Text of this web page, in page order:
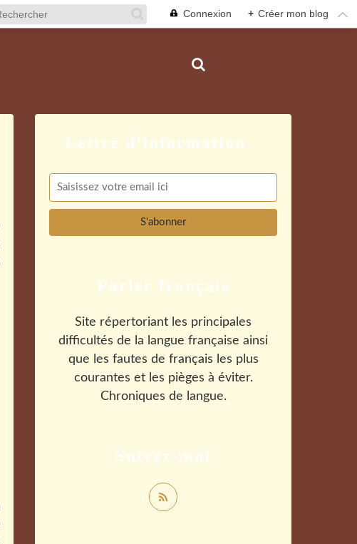
Connexion + Créer mon blog
Suivez-moi
Parler français
Site répertoriant les principales
difficultés de la langue française ainsi
que les fautes de français les plus
courantes et les pièges à éviter.
Chroniques de langue.